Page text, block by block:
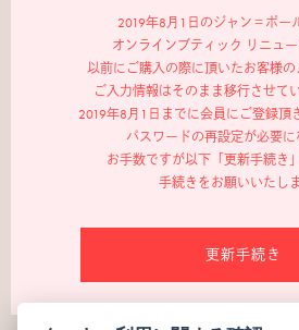
2019年8月1日のジャン＝ポー
オンラインブティック リニュー
以前にご購入の際に頂いたお客様
ご入力情報はそのまま移行させて
2019年8月1日までに会員にご登録頂
パスワードの再設定が必要に
お手数ですが以下「更新手続き
手続きをお願いいたしま
更新手続き